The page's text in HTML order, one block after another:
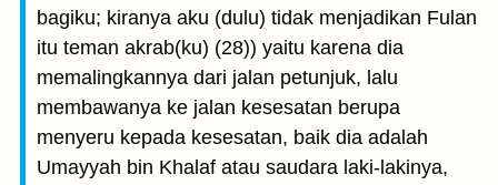
bagiku; kiranya aku (dulu) tidak menjadikan Fulan
itu teman akrab(ku) (28)) yaitu karena dia
memalingkannya dari jalan petunjuk, lalu
membawanya ke jalan kesesatan berupa
menyeru kepada kesesatan, baik dia adalah
Umayyah bin Khalaf atau saudara laki-lakinya,